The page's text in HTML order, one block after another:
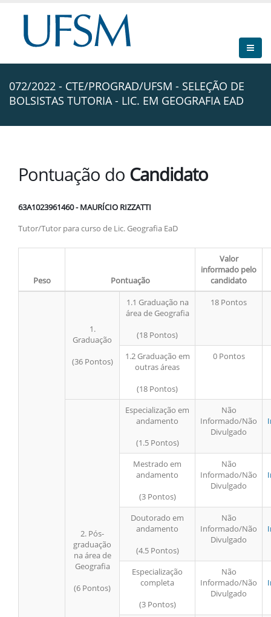
072/2022 - CTE/PROGRAD/UFSM - SELEÇÃO DE
BOLSISTAS TUTORIA - LIC. EM GEOGRAFIA EAD
Pontuação do Candidato
63A1023961460 - MAURÍCIO RIZZATTI
Tutor/Tutor para curso de Lic. Geografia EaD
Peso Pontuação
Valor
informado pelo
candidato
1.
Graduação
(36 Pontos)
1.1 Graduação na
área de Geografia
(18 Pontos)
18 Pontos
1.2 Graduação em
outras áreas
(18 Pontos)
0 Pontos
2. Pós-
graduação
na área de
Geografia
(6 Pontos)
Especialização em
andamento
(1.5 Pontos)
Não
Informado/Não
Divulgado
Mestrado em
andamento
(3 Pontos)
Não
Informado/Não
Divulgado
Doutorado em
andamento
(4.5 Pontos)
Não
Informado/Não
Divulgado
Especialização
completa
(3 Pontos)
Não
Informado/Não
Divulgado